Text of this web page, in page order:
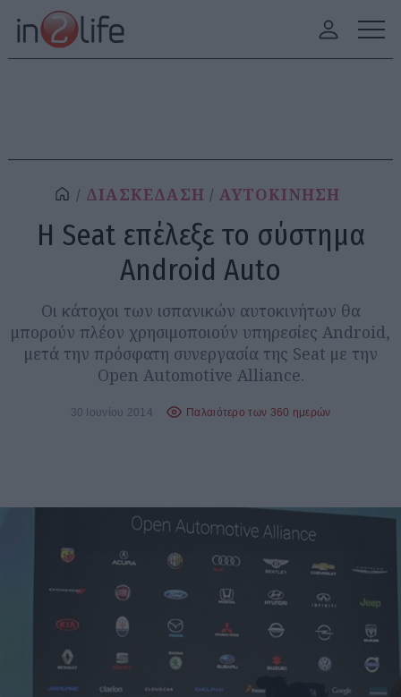
ΔΙΑΣΚΕΔΑΣΗ ΑΥΤΟΚΙΝΗΣΗ
H Seat επέλεξε το σύστημα
Android Auto
Οι κάτοχοι των ισπανικών αυτοκινήτων θα
μπορούν πλέον χρησιμοποιούν υπηρεσίες Android,
μετά την πρόσφατη συνεργασία της Seat με την
Open Automotive Alliance.
30 Ιουνίου 2014 Παλαιότερο των 360 ημερών